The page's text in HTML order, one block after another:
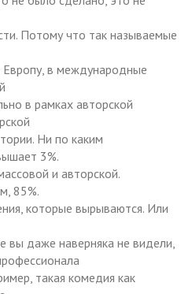
Потому что так называемые
в международные
в рамках авторской
Ни по каким
3%.
и авторской.
85%.
которые вырываются. Или
вы даже наверняка не видели,
такая комедия как